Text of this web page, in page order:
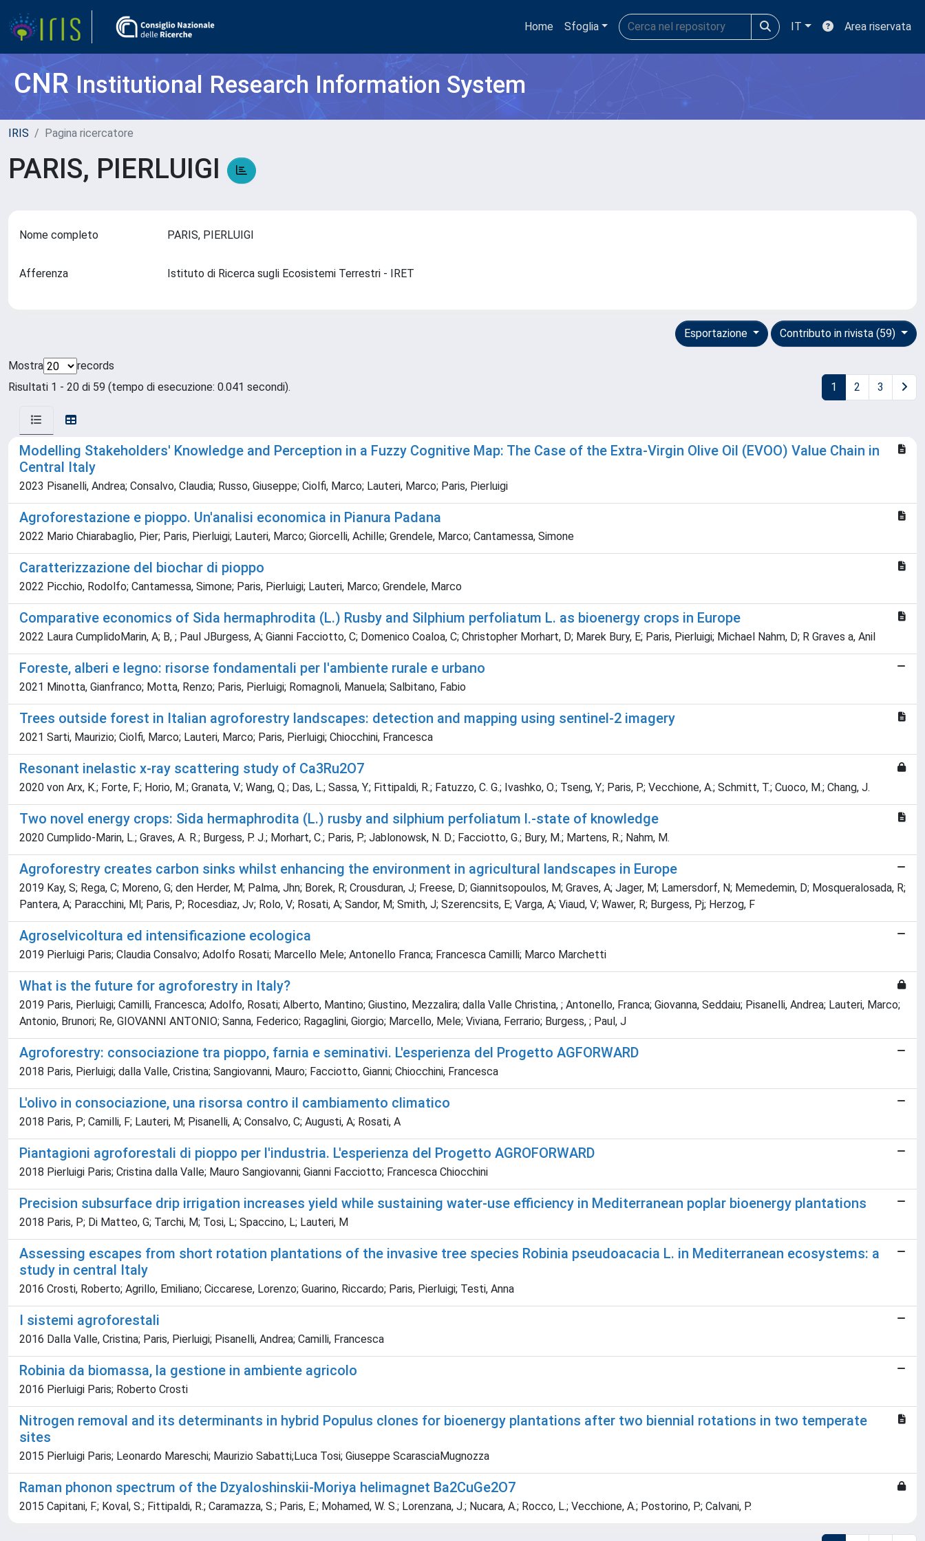
Home Sfoglia IT Area riservata
CNRInstitutional Research Information System
IRIS Pagina ricercatore
PARIS, PIERLUIGI
Nome completo PARIS, PIERLUIGI
Afferenza Istituto di Ricerca sugli Ecosistemi Terrestri - IRET
Contributo in rivista (59)
Esportazione
Mostra
records
Risultati 1 - 20 di 59 (tempo di esecuzione: 0.041 secondi).
1 2 3
Modelling Stakeholders' Knowledge and Perception in a Fuzzy Cognitive Map: The Case of the Extra-Virgin Olive Oil (EVOO) Value Chain in
Central Italy
2023 Pisanelli, Andrea; Consalvo, Claudia; Russo, Giuseppe; Ciolfi, Marco; Lauteri, Marco; Paris, Pierluigi
Agroforestazione e pioppo. Un'analisi economica in Pianura Padana
2022 Mario Chiarabaglio, Pier; Paris, Pierluigi; Lauteri, Marco; Giorcelli, Achille; Grendele, Marco; Cantamessa, Simone
Caratterizzazione del biochar di pioppo
2022 Picchio, Rodolfo; Cantamessa, Simone; Paris, Pierluigi; Lauteri, Marco; Grendele, Marco
Comparative economics of Sida hermaphrodita (L.) Rusby and Silphium perfoliatum L. as bioenergy crops in Europe
2022 Laura CumplidoMarin, A; B, ; Paul JBurgess, A; Gianni Facciotto, C; Domenico Coaloa, C; Christopher Morhart, D; Marek Bury, E; Paris, Pierluigi; Michael Nahm, D; R Graves a, Anil
Foreste, alberi e legno: risorse fondamentali per l'ambiente rurale e urbano
2021 Minotta, Gianfranco; Motta, Renzo; Paris, Pierluigi; Romagnoli, Manuela; Salbitano, Fabio
Trees outside forest in Italian agroforestry landscapes: detection and mapping using sentinel-2 imagery
2021 Sarti, Maurizio; Ciolfi, Marco; Lauteri, Marco; Paris, Pierluigi; Chiocchini, Francesca
Resonant inelastic x-ray scattering study of Ca3Ru2O7
2020 von Arx, K.; Forte, F.; Horio, M.; Granata, V.; Wang, Q.; Das, L.; Sassa, Y.; Fittipaldi, R.; Fatuzzo, C. G.; Ivashko, O.; Tseng, Y.; Paris, P.; Vecchione, A.; Schmitt, T.; Cuoco, M.; Chang, J.
Two novel energy crops: Sida hermaphrodita (L.) rusby and silphium perfoliatum l.-state of knowledge
2020 Cumplido-Marin, L.; Graves, A. R.; Burgess, P. J.; Morhart, C.; Paris, P.; Jablonowsk, N. D.; Facciotto, G.; Bury, M.; Martens, R.; Nahm, M.
Agroforestry creates carbon sinks whilst enhancing the environment in agricultural landscapes in Europe
2019 Kay, S; Rega, C; Moreno, G; den Herder, M; Palma, Jhn; Borek, R; Crousduran, J; Freese, D; Giannitsopoulos, M; Graves, A; Jager, M; Lamersdorf, N; Memedemin, D; Mosqueralosada, R;
Pantera, A; Paracchini, Ml; Paris, P; Rocesdiaz, Jv; Rolo, V; Rosati, A; Sandor, M; Smith, J; Szerencsits, E; Varga, A; Viaud, V; Wawer, R; Burgess, Pj; Herzog, F
Agroselvicoltura ed intensificazione ecologica
2019 Pierluigi Paris; Claudia Consalvo; Adolfo Rosati; Marcello Mele; Antonello Franca; Francesca Camilli; Marco Marchetti
What is the future for agroforestry in Italy?
2019 Paris, Pierluigi; Camilli, Francesca; Adolfo, Rosati; Alberto, Mantino; Giustino, Mezzalira; dalla Valle Christina, ; Antonello, Franca; Giovanna, Seddaiu; Pisanelli, Andrea; Lauteri, Marco;
Antonio, Brunori; Re, GIOVANNI ANTONIO; Sanna, Federico; Ragaglini, Giorgio; Marcello, Mele; Viviana, Ferrario; Burgess, ; Paul, J
Agroforestry: consociazione tra pioppo, farnia e seminativi. L'esperienza del Progetto AGFORWARD
2018 Paris, Pierluigi; dalla Valle, Cristina; Sangiovanni, Mauro; Facciotto, Gianni; Chiocchini, Francesca
L'olivo in consociazione, una risorsa contro il cambiamento climatico
2018 Paris, P; Camilli, F; Lauteri, M; Pisanelli, A; Consalvo, C; Augusti, A; Rosati, A
Piantagioni agroforestali di pioppo per l'industria. L'esperienza del Progetto AGROFORWARD
2018 Pierluigi Paris; Cristina dalla Valle; Mauro Sangiovanni; Gianni Facciotto; Francesca Chiocchini
Precision subsurface drip irrigation increases yield while sustaining water-use efficiency in Mediterranean poplar bioenergy plantations
2018 Paris, P; Di Matteo, G; Tarchi, M; Tosi, L; Spaccino, L; Lauteri, M
Assessing escapes from short rotation plantations of the invasive tree species Robinia pseudoacacia L. in Mediterranean ecosystems: a
study in central Italy
2016 Crosti, Roberto; Agrillo, Emiliano; Ciccarese, Lorenzo; Guarino, Riccardo; Paris, Pierluigi; Testi, Anna
I sistemi agroforestali
2016 Dalla Valle, Cristina; Paris, Pierluigi; Pisanelli, Andrea; Camilli, Francesca
Robinia da biomassa, la gestione in ambiente agricolo
2016 Pierluigi Paris; Roberto Crosti
Nitrogen removal and its determinants in hybrid Populus clones for bioenergy plantations after two biennial rotations in two temperate
sites
2015 Pierluigi Paris; Leonardo Mareschi; Maurizio Sabatti;Luca Tosi; Giuseppe ScarasciaMugnozza
Raman phonon spectrum of the Dzyaloshinskii-Moriya helimagnet Ba2CuGe2O7
2015 Capitani, F.; Koval, S.; Fittipaldi, R.; Caramazza, S.; Paris, E.; Mohamed, W. S.; Lorenzana, J.; Nucara, A.; Rocco, L.; Vecchione, A.; Postorino, P.; Calvani, P.